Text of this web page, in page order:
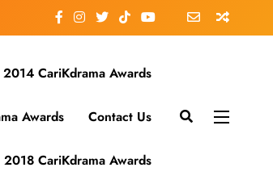
CariKdrama Awards
Awards Contact Us
CariKdrama Awards